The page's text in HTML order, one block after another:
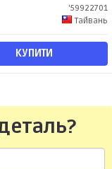
'59922701
Тайвань
КУПИТИ